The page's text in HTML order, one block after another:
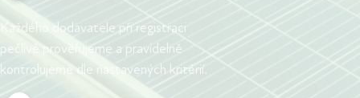
Každého dodavatele při registraci
pečlivě prověřujeme a pravidelně
kontrolujeme dle nastavených kritérií.